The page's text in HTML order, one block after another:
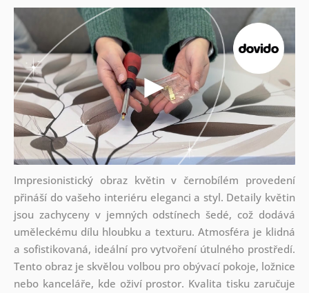
Impresionistický obraz květin v černobílém provedení
přináší do vašeho interiéru eleganci a styl. Detaily květin
jsou zachyceny v jemných odstínech šedé, což dodává
uměleckému dílu hloubku a texturu. Atmosféra je klidná
a sofistikovaná, ideální pro vytvoření útulného prostředí.
Tento obraz je skvělou volbou pro obývací pokoje, ložnice
nebo kanceláře, kde oživí prostor. Kvalita tisku zaručuje